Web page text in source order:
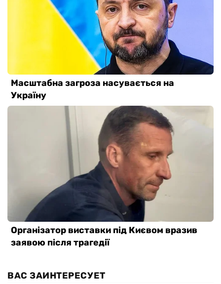
ВАС ЗАИНТЕРЕСУЕТ